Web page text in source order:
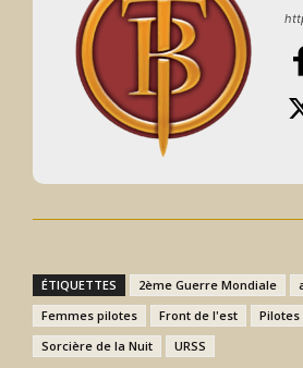
ÉTIQUETTES 2ème Guerre Mondiale
Femmes pilotes
Front de l'est Pilotes
Sorcière de la Nuit
URSS